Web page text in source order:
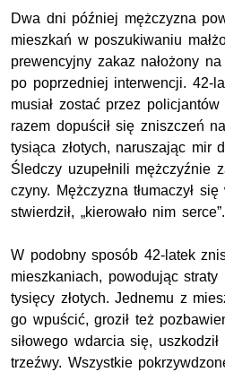
Dwa dni później mężczyzna
mieszkań w poszukiwaniu
prewencyjny zakaz nałożony
po poprzedniej interwencji. 42-
musiał zostać przez policjantów
razem dopuścił się zniszczeń
tysiąca złotych, naruszając mir
Śledczy uzupełnili mężczyźnie
czyny. Mężczyzna tłumaczył
stwierdził, „kierowało nim serce”.
W podobny sposób 42-latek
mieszkaniach, powodując straty
tysięcy złotych. Jednemu z
go wpuścić, groził też
siłowego wdarcia się,
trzeźwy. Wszystkie